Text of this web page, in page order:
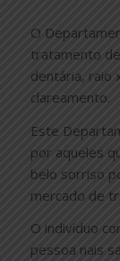
O
tratamento
dentária, raio
clareamento.
Este
por aqueles
belo sorriso
mercado de
O indivíduo
pessoa nais